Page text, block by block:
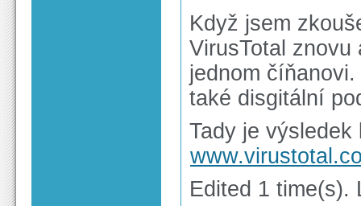
Když jsem
VirusTotal
jednom
také disgitální
Tady je
Edited 1 time(s).